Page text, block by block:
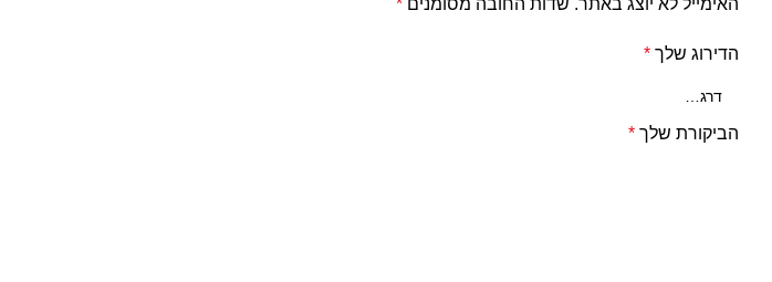
האימייל לא יוצג באתר. שדות החובה מסומנים *
הדירוג שלך *
הביקורת שלך *